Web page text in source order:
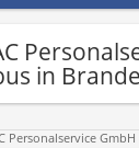
in
Personalservice